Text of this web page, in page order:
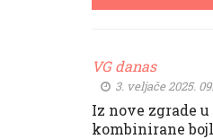
VG danas
3. veljače 2025.
Iz nove zgrade
kombinirane